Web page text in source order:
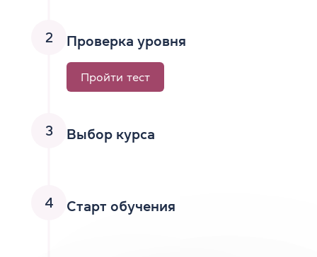
2 Проверка уровня
Пройти тест
3 Выбор курса
4 Старт обучения